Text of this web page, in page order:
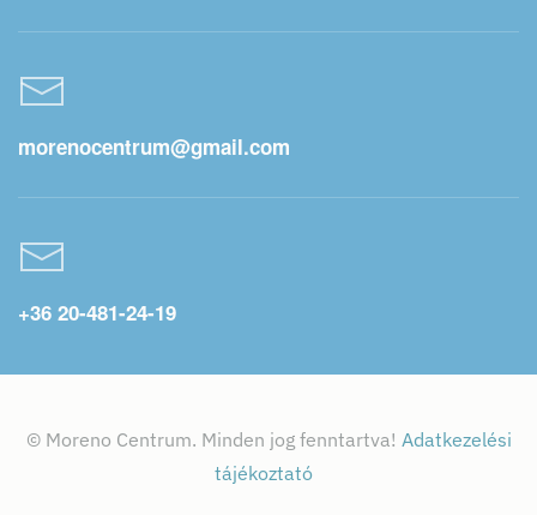
morenocentrum@gmail.com
+36 20-481-24-19
© Moreno Centrum. Minden jog fenntartva! Adatkezelési
tájékoztató